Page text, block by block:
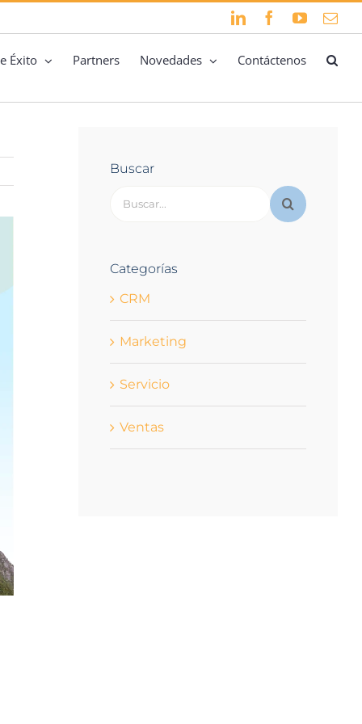
LinkedInFacebook
YouTube
Éxito Partners Novedades Contáctenos
Buscar
Buscar:
Categorías
CRM
Marketing
Servicio
Ventas